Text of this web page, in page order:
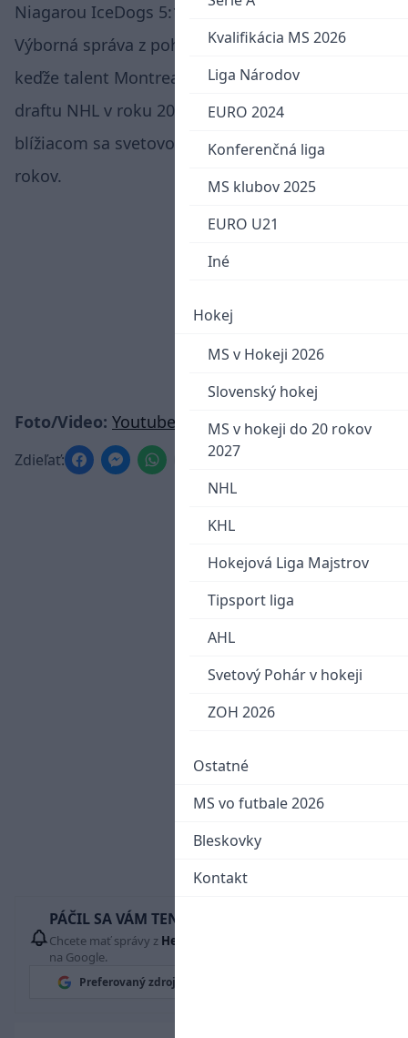
Kvalifikácia MS 2026
Liga Národov
EURO 2024
Konferenčná liga
MS klubov 2025
EURO U21
Iné
Hokej
MS v Hokeji 2026
Slovenský hokej
MS v hokeji do 20 rokov
2027
NHL
KHL
Hokejová Liga Majstrov
Tipsport liga
AHL
Svetový Pohár v hokeji
ZOH 2026
Ostatné
MS vo futbale 2026
Bleskovky
Kontakt
Niagarou IceDogs 5:1 skóroval dvakrát.
Výborná správa z pohľadu slovenského fanúšika,
keďže talent Montrealu Canadiens z prvého kola
draftu NHL v roku 2022 nebude chýbať na
blížiacom sa svetovom šampionáte hráčov do 20
rokov.
Foto/Video: Youtube Kitchener Rangers
Zdieľať:
PÁČIL SA VÁM TENTO ČLÁNOK?
Chcete mať správy z Hetrik.sk
na Google.
Preferovaný zdroj